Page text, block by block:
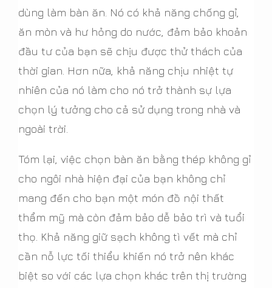
dùng làm bàn ăn. Nó có khả năng chống gỉ,
ăn mòn và hư hỏng do nước, đảm bảo khoản
đầu tư của bạn sẽ chịu được thử thách của
thời gian. Hơn nữa, khả năng chịu nhiệt tự
nhiên của nó làm cho nó trở thành sự lựa
chọn lý tưởng cho cả sử dụng trong nhà và
ngoài trời.
Tóm lại, việc chọn bàn ăn bằng thép không gỉ
cho ngôi nhà hiện đại của bạn không chỉ
mang đến cho bạn một món đồ nội thất
thẩm mỹ mà còn đảm bảo dễ bảo trì và tuổi
thọ. Khả năng giữ sạch không tì vết mà chỉ
cần nỗ lực tối thiểu khiến nó trở nên khác
biệt so với các lựa chọn khác trên thị trường